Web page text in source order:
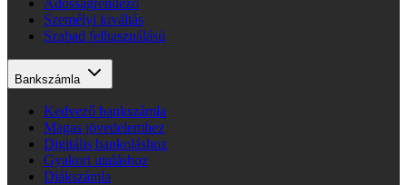
Személyi kiváltás
Szabad felhasználású
Bankszámla
Kedvező bankszámla
Magas jövedelemhez
Digitális bankoláshoz
Gyakori utaláshoz
Diákszámla